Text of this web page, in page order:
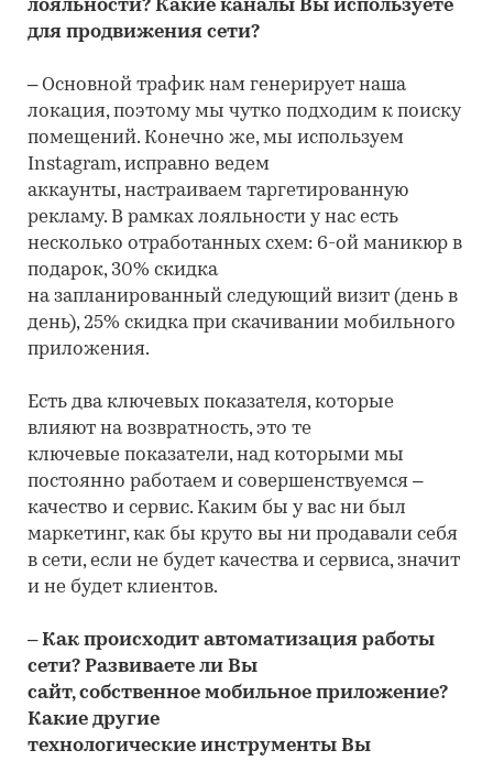
лояльности? Какие каналы Вы используете
для продвижения сети?
– Основной трафик нам генерирует наша
локация, поэтому мы чутко подходим к поиску
помещений. Конечно же, мы используем
Instagram, исправно ведем
аккаунты, настраиваем таргетированную
рекламу. В рамках лояльности у нас есть
несколько отработанных схем: 6-ой маникюр в
подарок, 30% скидка
на запланированный следующий визит (день в
день), 25% скидка при скачивании мобильного
приложения.
Есть два ключевых показателя, которые
влияют на возвратность, это те
ключевые показатели, над которыми мы
постоянно работаем и совершенствуемся –
качество и сервис. Каким бы у вас ни был
маркетинг, как бы круто вы ни продавали себя
в сети, если не будет качества и сервиса, значит
и не будет клиентов.
– Как происходит автоматизация работы
сети? Развиваете ли Вы
сайт, собственное мобильное приложение?
Какие другие
технологические инструменты Вы